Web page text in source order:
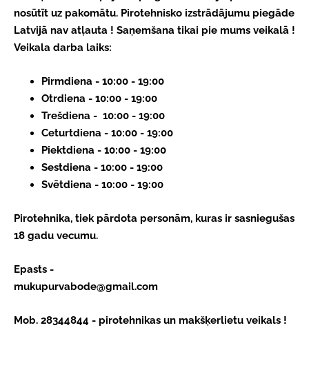
nosūtīt uz pakomātu. Pirotehnisko izstrādājumu piegāde
Latvijā nav atļauta ! Saņemšana tikai pie mums veikalā !
Veikala darba laiks:
Pirmdiena - 10:00 - 19:00
Otrdiena - 10:00 - 19:00
Trešdiena - 10:00 - 19:00
Ceturtdiena - 10:00 - 19:00
Piektdiena - 10:00 - 19:00
Sestdiena - 10:00 - 19:00
Svētdiena - 10:00 - 19:00
Pirotehnika, tiek pārdota personām, kuras ir sasniegušas
18 gadu vecumu.
Epasts -
mukupurvabode@gmail.com
Mob. 28344844 - pirotehnikas un makšķerlietu veikals !